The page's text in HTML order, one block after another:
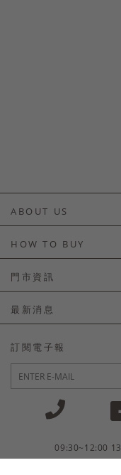
ABOUT US
HOW TO BUY
如何購買
會員常見問題
訂單常見問題
商品售後服務
電子發票
會員制度優惠折扣
門市資訊
門市資訊
最新消息
訂閱電子報
09:30~12:00